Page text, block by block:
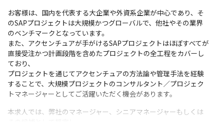
お客様は、国内を代表する大企業や外資系企業が中心であり、そ
のSAPプロジェクトは大規模かつグローバルで、他社やその業界
のベンチマークとなっています。
また、アクセンチュアが手がけるSAPプロジェクトはほぼすべてが
直接受注かつ計画段階を含めたプロジェクトの全工程をカバーし
ており、
プロジェクトを通じてアクセンチュアの方法論や管理手法を経験
することで、大規模プロジェクトのコンサルタント／プロジェク
トマネージャーとしてご活躍いただく機会があります。
本求人では、弊社のマネージャー、シニアマネージャーもしくは